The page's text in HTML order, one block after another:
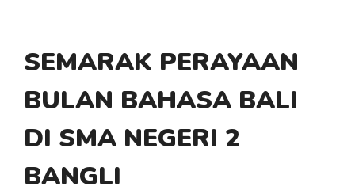
SEMARAK PERAYAAN
BULAN BAHASA BALI
DI SMA NEGERI 2
BANGLI